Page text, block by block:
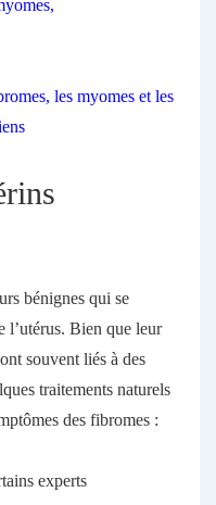
les myomes et les
bénignes qui se
l’utérus. Bien que leur
souvent liés à des
traitements naturels
des fibromes :
experts